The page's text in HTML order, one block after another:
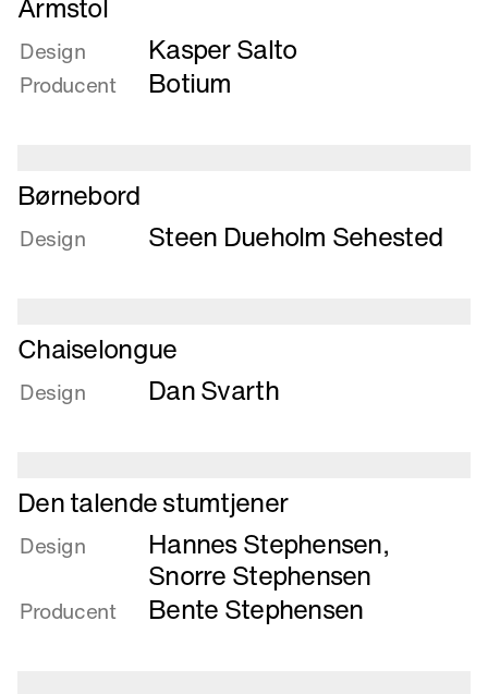
mere
om
Armstol
Design Kasper Salto
Producent Botium
Læs
mere
om
Børnebord
Design Steen Dueholm Sehested
Læs
mere
om
Chaiselongue
Design Dan Svarth
Læs
mere
om
stumtjener
Den talende stumtjener
Design Hannes Stephensen,
Snorre Stephensen
Producent Bente Stephensen